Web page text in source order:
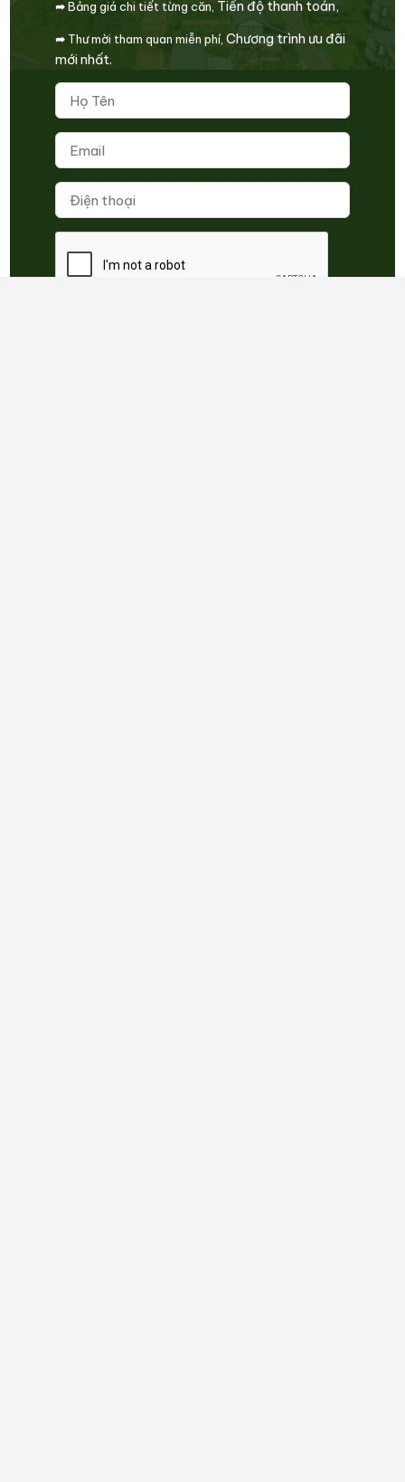
➦Bảng giá chi tiết từng căn, Tiến độ thanh toán,
➦ Thư mời tham quan miễn phí, Chương trình ưu đãi
mới nhất.
Sunrise Hills
Sun Valley Bảo Lộc
Đất nền Bảo Lộc
Copyright 2026 © Nhat Lan | By Taam Lee
Zalo Báo giá